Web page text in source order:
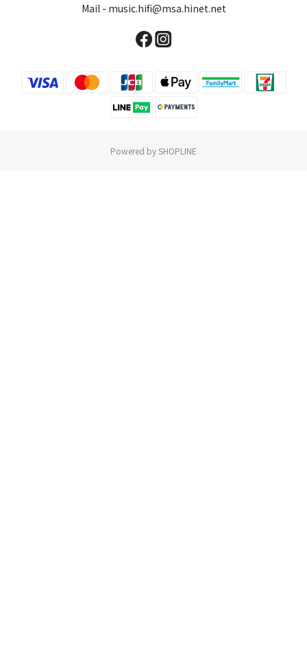
Mail - music.hifi@msa.hinet.net
Powered by SHOPLINE